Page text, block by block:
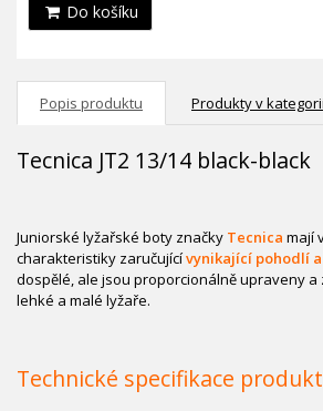
Do košíku
Popis produktu Produkty v kategorii
Tecnica JT2 13/14 black-black
Juniorské lyžařské boty značky Tecnica mají
charakteristiky zaručujícívynikající pohodlí a
dospělé, ale jsou proporcionálně upraveny
lehké a malé lyžaře.
Technické specifikace